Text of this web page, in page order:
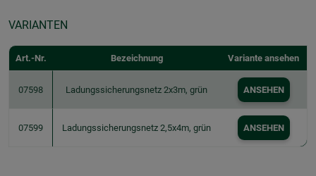
VARIANTEN
Art.-Nr. Bezeichnung Variante ansehen
07598 Ladungssicherungsnetz 2x3m, grün ANSEHEN
07599 Ladungssicherungsnetz 2,5x4m, grün ANSEHEN